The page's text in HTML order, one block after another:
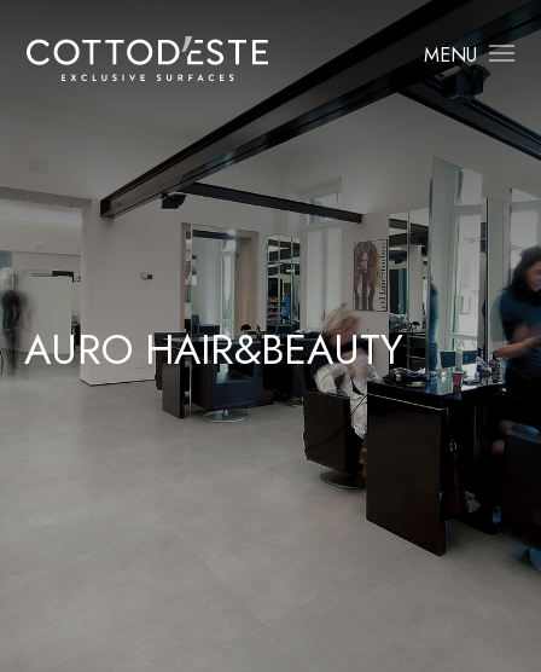
MENU
AURO HAIR&BEAUTY